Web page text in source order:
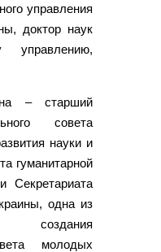
управления
доктор наук
управлению,
– старший
совета
науки и
гуманитарной
Секретариата
одна из
молодых